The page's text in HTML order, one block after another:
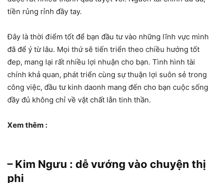
tiền rủng rỉnh đầy tay.
Đây là thời điểm tốt để bạn đầu tư vào những lĩnh vực mình
đã để ý từ lâu. Mọi thứ sẽ tiến triển theo chiều hướng tốt
đep, mang lại rất nhiều lợi nhuận cho bạn. Tình hình tài
chính khả quan, phát triển cùng sự thuận lợi suôn sẻ trong
công việc, đầu tư kinh daonh mang đến cho bạn cuộc sống
đầy đủ không chỉ về vật chất lẫn tinh thần.
Xem thêm :
– Kim Ngưu : dễ vướng vào chuyện thị
phi